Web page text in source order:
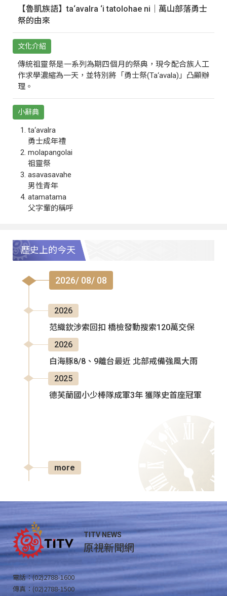
【魯凱族語】ta‘avalra ‘i tatolohae ni｜萬山部落勇士
祭的由來
文化介紹
傳統祖靈祭是一系列為期四個月的祭典，現今配合族人工
作求學濃縮為一天，並特別將「勇士祭(Ta‘avala)」凸顯辦
理。
小辭典
ta‘avalra
勇士成年禮
molapangolai
祖靈祭
asavasavahe
男性青年
atamatama
父字輩的稱呼
歷史上的今天
2026/ 08/ 08
2026
范織欽涉索回扣 橋檢發動搜索120萬交保
2026
白海豚8/8、9離台最近 北部戒備強風大雨
2025
德芙蘭國小少棒隊成軍3年 獲隊史首座冠軍
more
TITV NEWS
原視新聞網
電話：(02)2788-1600
傳真：(02)2788-1500